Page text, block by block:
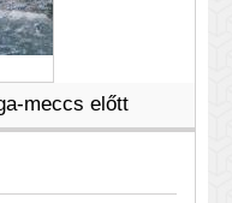
meccs előtt